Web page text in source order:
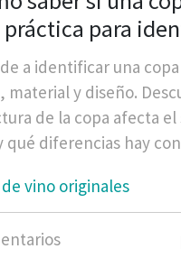
práctica para
a identificar una
material y diseño.
de la copa afecta
qué diferencias hay
vino originales